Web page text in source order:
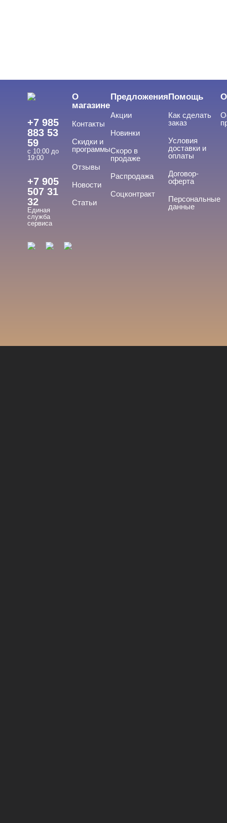
+7 985
883 53
59
с 10:00 до
19:00
+7 905
507 31
32
Единая
служба
сервиса
О
магазине
Контакты
Скидки и
программы
Отзывы
Новости
Статьи
Предложения
Акции
Новинки
Скоро в
продаже
Распродажа
Соцконтракт
Помощь
Как сделать
заказ
Условия
доставки и
оплаты
Договор-
оферта
Персональные
данные